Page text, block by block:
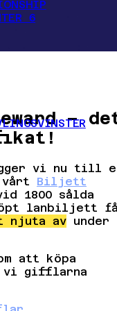
6
–
vi nu till
Biljett
1800 sålda
lanbiljett
njuta av under
att köpa
vi gifflarna